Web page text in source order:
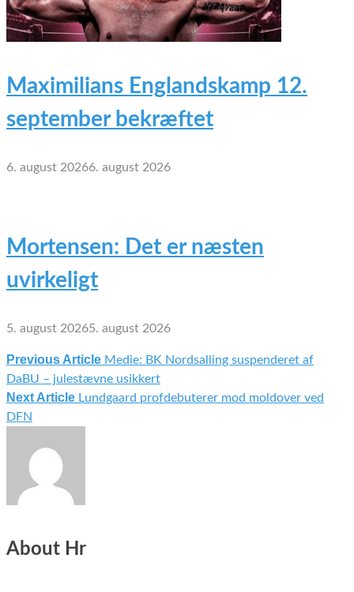
Maximilians Englandskamp 12.
september bekræftet
6. august 20266. august 2026
Mortensen: Det er næsten
uvirkeligt
5. august 20265. august 2026
Indlægsnavigation
Previous Article Medie: BK Nordsalling suspenderet af
DaBU – julestævne usikkert
Next Article Lundgaard profdebuterer mod moldover ved
DFN
About Hr